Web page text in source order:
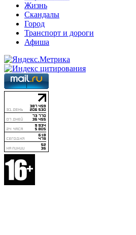
Жизнь
Скандалы
Город
Транспорт и дороги
Афиша